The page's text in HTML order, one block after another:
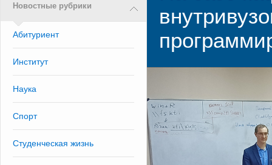
Новостные рубрики
Абитуриент
Институт
Наука
Спорт
Студенческая жизнь